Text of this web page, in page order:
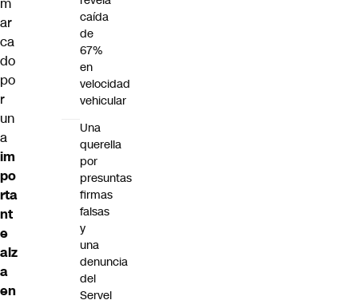
ar
ca
do
po
r
un
a
im
po
rta
nt
e
alz
a
en
caída
de
67%
en
velocidad
vehicular
Una
querella
por
presuntas
firmas
falsas
y
una
denuncia
del
Servel